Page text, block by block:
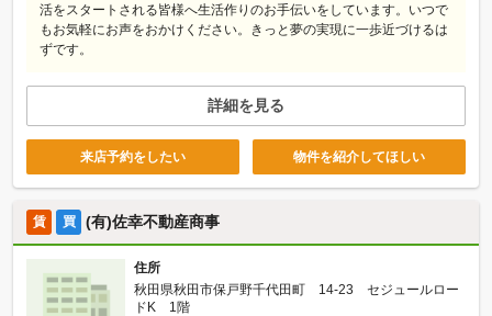
活をスタートされる皆様へ生活作りのお手伝いをしています。いつで
もお気軽にお声をおかけください。きっと夢の実現に一歩近づけるは
ずです。
詳細を見る
来店予約をしたい 物件を紹介してほしい
賃 買 (有)佐幸不動産商事
住所
秋田県秋田市保戸野千代田町 14-23 セジュールロー
ドK 1階